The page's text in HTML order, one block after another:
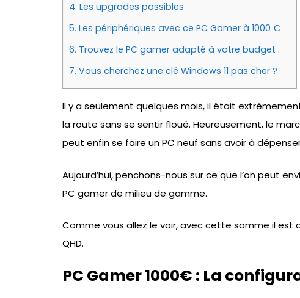
4. Les upgrades possibles
5. Les périphériques avec ce PC Gamer à 1000 €
6. Trouvez le PC gamer adapté à votre budget :
7. Vous cherchez une clé Windows 11 pas cher ?
Il y a seulement quelques mois, il était
la route sans se sentir floué. Heureusement, le
peut enfin se faire un PC neuf sans avoir à
Aujourd’hui, penchons-nous sur ce que l’on peut
PC gamer de milieu de gamme.
Comme vous allez le voir, avec cette somme il est
QHD.
PC Gamer 1000€ : La